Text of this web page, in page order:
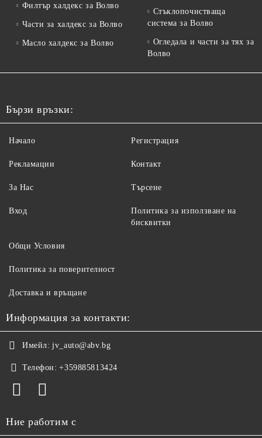
Филтър халдекс за Волво
Части за халдекс за Волво
Масло халдекс за Волво
Стъклопочистваща
система за Волво
Огледала и части за тях за
Волво
Бързи връзки:
Начало
Рекламации
За Нас
Вход
Регистрация
Контакт
Търсене
Политика за използване на
бисквитки
Общи Условия
Политика за поверителност
Доставка и връщане
Информация за контакти:
Имейл: jv_auto@abv.bg
Телефон: +359885813424
Ние работим с